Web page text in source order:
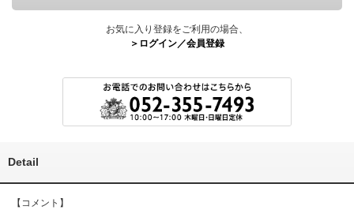
お気に入り登録をご利用の場合、
＞ログイン／会員登録
Detail
【コメント】